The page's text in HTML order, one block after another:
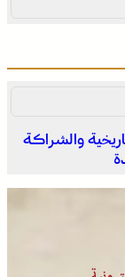
المحتلة على
والشراكة